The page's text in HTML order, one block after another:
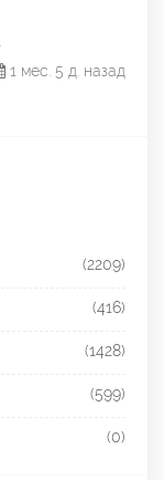
1 мес. 5 д. назад
(2209)
(416)
(1428)
(599)
(0)